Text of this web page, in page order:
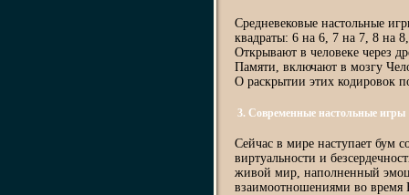
Средневековые настольные
квадраты: 6 на 6, 7 на 7, 8 на
Открывают в человеке через
Памяти, включают в мозгу
О раскрытии этих кодировок
3. Современные настольные игры
Сейчас в мире наступает бум
виртуальности и
живой мир, наполненный
взаимоотношениями во время